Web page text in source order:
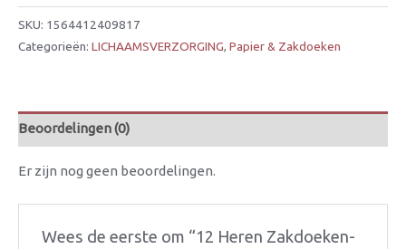
SKU: 1564412409817
Categorieën: LICHAAMSVERZORGING, Papier & Zakdoeken
Beoordelingen (0)
Er zijn nog geen beoordelingen.
Wees de eerste om “12 Heren Zakdoeken-